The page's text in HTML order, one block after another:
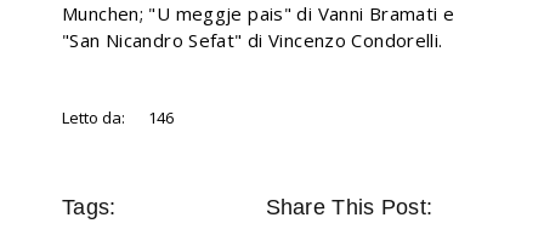
Munchen; "U meggje pais" di Vanni Bramati e
"San Nicandro Sefat" di Vincenzo Condorelli.
Letto da: 146
Tags: Share This Post: